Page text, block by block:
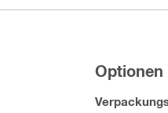
Optionen